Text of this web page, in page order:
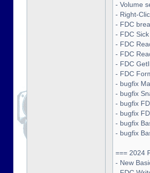
- Volume
- Right-
- FDC
- FDC
- FDC
- FDC
- FDC
- FDC
- bugfix
- bugfix
- bugfix
- bugfix
- bugfix
- bugfix
=== 2024
- New